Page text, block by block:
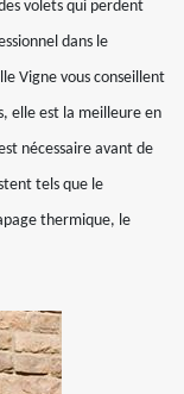
volets qui perdent
dans le
Vigne vous conseillent
elle est la meilleure en
nécessaire avant de
tels que le
thermique, le